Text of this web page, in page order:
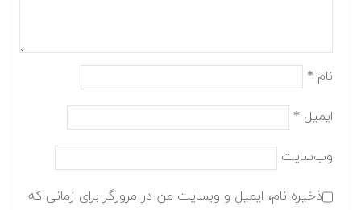
نام *
ایمیل *
وب‌سایت
ذخیره نام، ایمیل و وبسایت من در مرورگر برای زمانی که